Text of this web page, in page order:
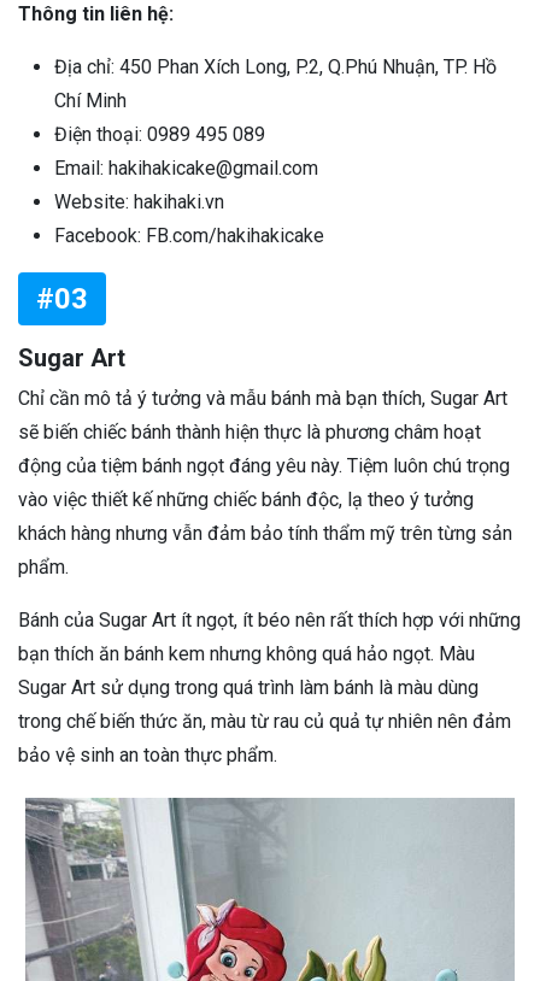
Thông tin liên hệ:
Địa chỉ: 450 Phan Xích Long, P.2, Q.Phú Nhuận, TP. Hồ
Chí Minh
Điện thoại: 0989 495 089
Email: hakihakicake@gmail.com
Website: hakihaki.vn
Facebook: FB.com/hakihakicake
#03
Sugar Art
Chỉ cần mô tả ý tưởng và mẫu bánh mà bạn thích, Sugar Art
sẽ biến chiếc bánh thành hiện thực là phương châm hoạt
động của tiệm bánh ngọt đáng yêu này. Tiệm luôn chú trọng
vào việc thiết kế những chiếc bánh độc, lạ theo ý tưởng
khách hàng nhưng vẫn đảm bảo tính thẩm mỹ trên từng sản
phẩm.
Bánh của Sugar Art ít ngọt, ít béo nên rất thích hợp với những
bạn thích ăn bánh kem nhưng không quá hảo ngọt. Màu
Sugar Art sử dụng trong quá trình làm bánh là màu dùng
trong chế biến thức ăn, màu từ rau củ quả tự nhiên nên đảm
bảo vệ sinh an toàn thực phẩm.